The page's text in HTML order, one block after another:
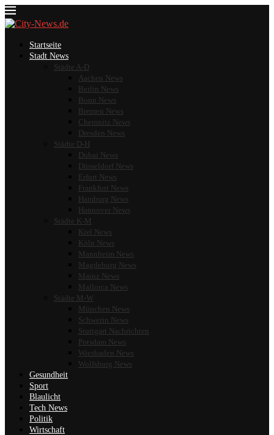
Startseite
Stadt News
Städte A-D
Aachen News
Berlin News
Bonn News
Bremen News
Chemnitz News
Dresden News
Städte D-H
Dubai News
Düsseldorf News
Erfurt News
Frankfurt News
Hamburg News
Hannover News
Städte K-M
Kiel News
Köln News
Mannheim News
Magdeburg News
Mainz News
Mallorca News
Städte M-W
München News
Schwerin News
Stuttgart Nachrichten
Potsdam News
Wiesbaden News
Wolfsburg News
Gesundheit
Sport
Blaulicht
Tech News
Politik
Wirtschaft